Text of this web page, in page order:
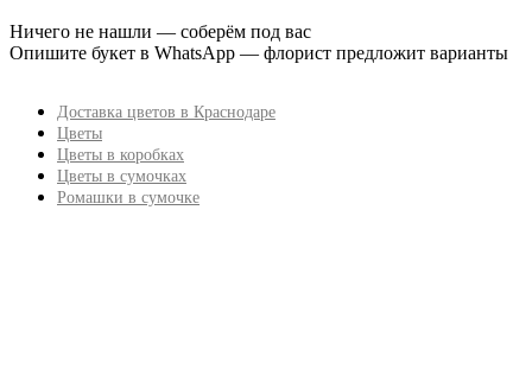
Ничего не нашли — соберём под вас
Опишите букет в WhatsApp — флорист предложит варианты
Доставка цветов в Краснодаре
Цветы
Цветы в коробках
Цветы в сумочках
Ромашки в сумочке